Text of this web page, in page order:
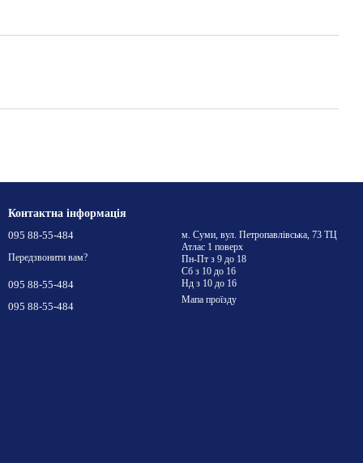
Контактна інформація
095 88-55-484
Передзвонити вам?
095 88-55-484
095 88-55-484
м. Суми, вул. Петропавлівська, 73 ТЦ
Атлас 1 поверх
Пн-Пт з 9 до 18
Сб з 10 до 16
Нд з 10 до 16
Мапа проїзду